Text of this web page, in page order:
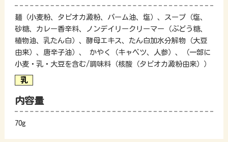
麺（小麦粉、タピオカ澱粉、パーム油、塩）、スープ（塩、
砂糖、カレー香辛料、ノンデイリークリーマー（ぶどう糖、
植物油、乳たん白）、酵母エキス、たん白加水分解物（大豆
由来）、唐辛子油）、 かやく（キャベツ、人参）、（一部に
小麦・乳・大豆を含む/調味料（核酸（タピオカ澱粉由来））
内容量
70g